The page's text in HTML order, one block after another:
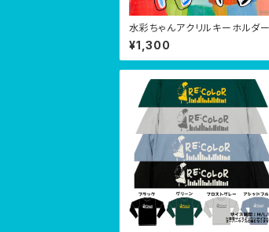
水彩ちゃんアクリルキーホルダー
¥1,300